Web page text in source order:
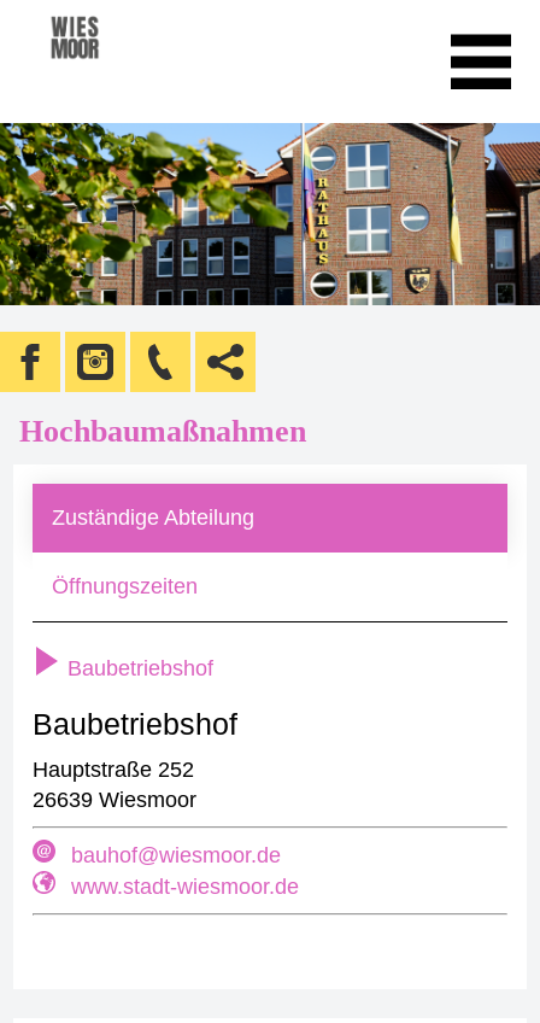
Hochbaumaßnahmen
Zuständige Abteilung
Öffnungszeiten
Baubetriebshof
Baubetriebshof
Hauptstraße 252
26639 Wiesmoor
bauhof@wiesmoor.de
www.stadt-wiesmoor.de